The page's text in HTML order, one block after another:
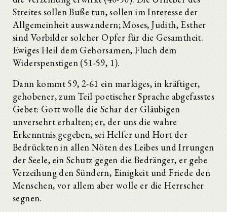
Streites sollen Buße tun, sollen im Interesse der
Allgemeinheit auswandern; Moses, Judith, Esther
sind Vorbilder solcher Opfer für die Gesamtheit.
Ewiges Heil dem Gehorsamen, Fluch dem
Widerspenstigen (51-59, 1).
Dann kommt 59, 2-61 ein markiges, in kräftiger,
gehobener, zum Teil poetischer Sprache abgefasstes
Gebet: Gott wolle die Schar der Gläubigen
unversehrt erhalten; er, der uns die wahre
Erkenntnis gegeben, sei Helfer und Hort der
Bedrückten in allen Nöten des Leibes und Irrungen
der Seele, ein Schutz gegen die Bedränger, er gebe
Verzeihung den Sündern, Einigkeit und Friede den
Menschen, vor allem aber wolle er die Herrscher
segnen.